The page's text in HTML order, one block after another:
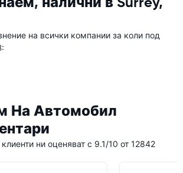
на всички компании за коли под
На Автомобил
ни оценяват с 9.1/10 от 12842